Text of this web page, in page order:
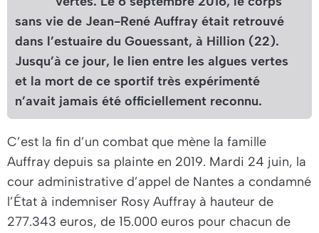
sans vie de Jean-René Auffray était retrouvé
dans l’estuaire du Gouessant, à Hillion (22).
Jusqu’à ce jour, le lien entre les algues vertes
et la mort de ce sportif très expérimenté
n’avait jamais été officiellement reconnu.
C’est la fin d’un combat que mène la famille
Auffray depuis sa plainte en 2019. Mardi 24 juin, la
cour administrative d’appel de Nantes a condamné
l’État à indemniser Rosy Auffray à hauteur de
277.343 euros, de 15.000 euros pour chacun de